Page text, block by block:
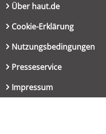
Über haut.de
Cookie-Erklärung
Nutzungsbedingungen
Presseservice
Impressum